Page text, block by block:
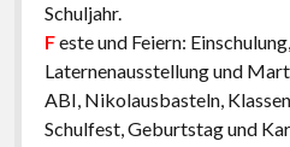
Schuljahr.
Feste und Feiern:
Laternenausstellung und
ABI, Nikolausbasteln,
Schulfest, Geburtstag und